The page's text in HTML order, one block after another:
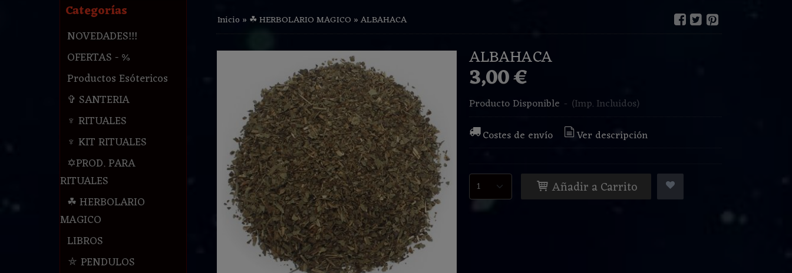
Categorías
NOVEDADES!!!
OFERTAS - %
Productos Esótericos
✞ SANTERIA
♆ RITUALES
♆ KIT RITUALES
✡PROD. PARA
RITUALES
☘ HERBOLARIO
MAGICO
LIBROS
⛤ PENDULOS
Inicio » ☘ HERBOLARIO MAGICO »ALBAHACA
ALBAHACA
3,00 €
Producto Disponible - (Imp. Incluidos)
Costes de envío
Ver descripción
Añadir a Carrito